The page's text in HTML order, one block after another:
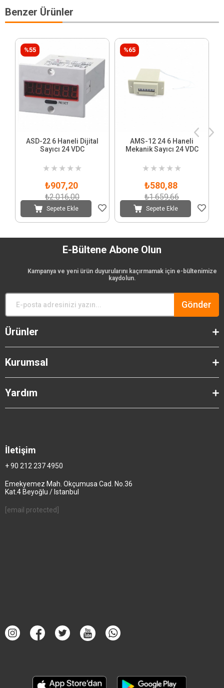
Benzer Ürünler
ASD-22 6 Haneli Dijital
Sayıcı 24 VDC
★ ★ ★ ★ ★
₺907,20
₺2.016,00
Sepete Ekle
%55
AMS-12 24 6 Haneli
Mekanik Sayıcı 24 VDC
★ ★ ★ ★ ★
₺580,88
₺1.659,66
Sepete Ekle
%65
E-Bültene Abone Olun
Kampanya ve yeni ürün duyurularını kaçırmamak için e-bültenimize
kaydolun.
Gönder
Ürünler
Kurumsal
Yardım
İletişim
+ 90 212 237 4950
Emekyemez Mah. Okçumusa Cad. No.36
Kat.4 Beyoğlu / Istanbul
[email protected]